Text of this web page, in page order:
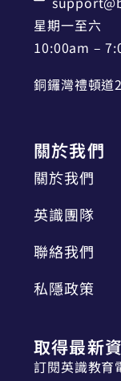
星期一至六
10:00am –
銅鑼灣禮頓道
關於我們
關於我們
英識團隊
聯絡我們
私隱政策
取得最新
訂閱英識教育